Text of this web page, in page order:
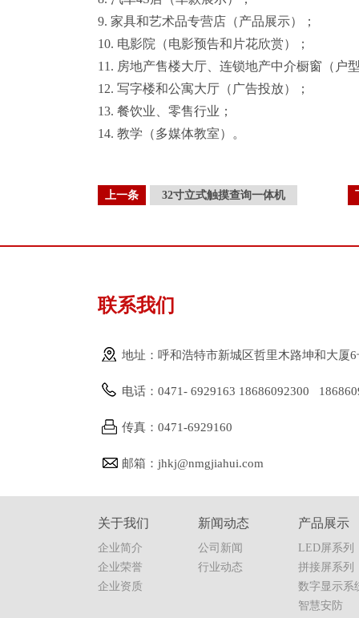
9. 家具和艺术品专营店（产品展示）；
10. 电影院（电影预告和片花欣赏）；
11. 房地产售楼大厅、连锁地产中介橱窗（户
12. 写字楼和公寓大厅（广告投放）；
13. 餐饮业、零售行业；
14. 教学（多媒体教室）。
上一条 32寸立式触摸查询一体机
联系我们
地址：呼和浩特市新城区哲里木路坤和大厦
电话：0471- 6929163 18686092300
传真：0471-6929160
邮箱：jhkj@nmgjiahui.com
关于我们
企业简介
企业荣誉
企业资质
新闻动态
公司新闻
行业动态
产品展示
LED屏系列
拼接屏系列
数字显示系
智慧安防